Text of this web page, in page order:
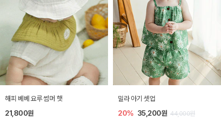
해피 베베 요루 썸머 햇
21,800원
밀라 아기 셋업
20% 35,200원 44,000원